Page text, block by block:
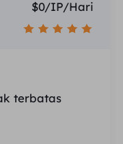
$0/IP/Hari
terbatas